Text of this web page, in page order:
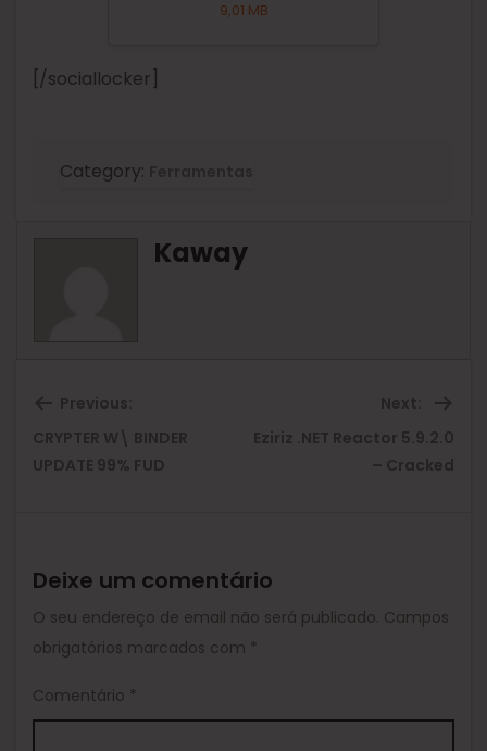
9,01 MB
[/sociallocker]
Category:
Kaway
Previous:
Previous
CRYPTER W\ BINDER
UPDATE 99% FUD
Next:
Eziriz .NET Reactor 5.9.2.0
– Cracked
Deixe um comentário
O seu endereço de email não será publicado. Campos
obrigatórios marcados com *
Comentário *